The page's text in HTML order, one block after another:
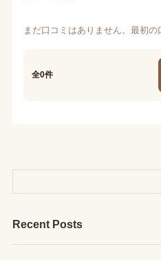
まだ口コミはありません。最初
全0件
Recent Posts